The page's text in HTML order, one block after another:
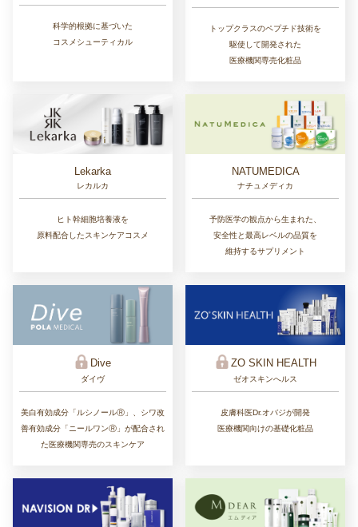
科学的根拠に基づいた
コスメシューティカル
トップクラスのペプチド技術を
駆使して開発された
医療機関専売化粧品
Lekarka
レカルカ
ヒト幹細胞培養液を
原料配合したスキンケアコスメ
NATUMEDICA
ナチュメディカ
予防医学の観点から生まれた、
安全性と最高レベルの品質を
維持するサプリメント
Dive
ダイヴ
美白有効成分「ルシノールⓇ」、シワ改
善有効成分「ニールワンⓇ」が配合され
た医療機関専売のスキンケア
ZO SKIN HEALTH
ゼオスキンへルス
皮膚科医Dr.オバジが開発
医療機関向けの基礎化粧品